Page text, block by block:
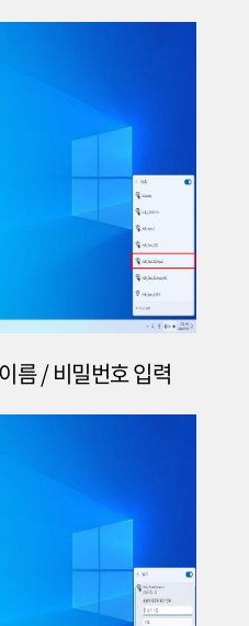
름 / 비밀번호 입력